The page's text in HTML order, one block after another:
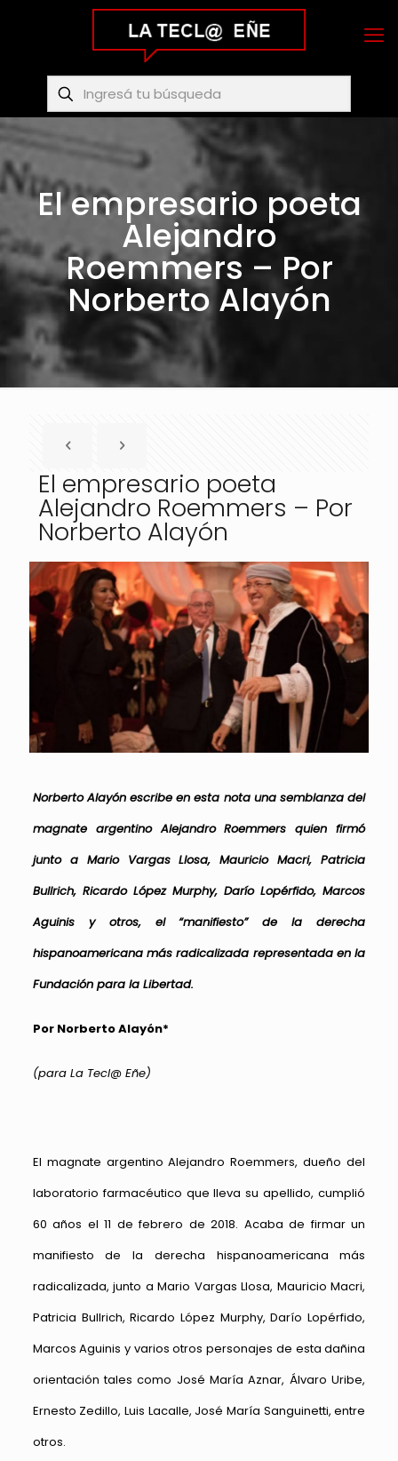
El empresario poeta
Alejandro
Roemmers – Por
Norberto Alayón
El empresario poeta
Alejandro Roemmers – Por
Norberto Alayón
Norberto Alayón escribe en esta nota una semblanza del
magnate argentino Alejandro Roemmers quien firmó
junto a Mario Vargas Llosa, Mauricio Macri, Patricia
Bullrich, Ricardo López Murphy, Darío Lopérfido, Marcos
Aguinis y otros, el “manifiesto” de la derecha
hispanoamericana más radicalizada representada en la
Fundación para la Libertad.
Por Norberto Alayón*
(para La Tecl@ Eñe)
El magnate argentino Alejandro Roemmers, dueño del
laboratorio farmacéutico que lleva su apellido, cumplió
60 años el 11 de febrero de 2018. Acaba de firmar un
manifiesto de la derecha hispanoamericana más
radicalizada, junto a Mario Vargas Llosa, Mauricio Macri,
Patricia Bullrich, Ricardo López Murphy, Darío Lopérfido,
Marcos Aguinis y varios otros personajes de esta dañina
orientación tales como José María Aznar, Álvaro Uribe,
Ernesto Zedillo, Luis Lacalle, José María Sanguinetti, entre
otros.